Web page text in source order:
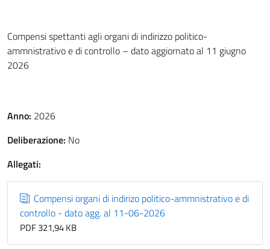
Compensi spettanti agli organi di indirizzo politico-
ammnistrativo e di controllo – dato aggiornato al 11 giugno
2026
Anno: 2026
Deliberazione: No
Allegati:
Compensi organi di indirizo politico-ammnistrativo e di
controllo - dato agg. al 11-06-2026
PDF 321,94 KB